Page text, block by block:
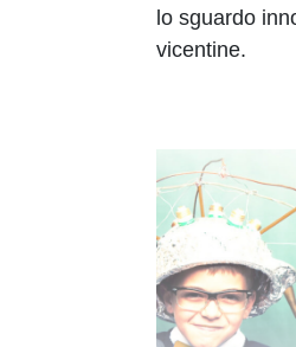
lo sguardo
vicentine.